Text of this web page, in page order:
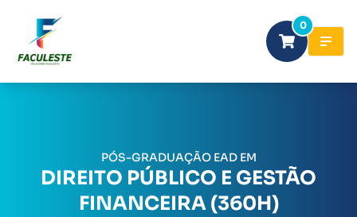
0
PÓS-GRADUAÇÃO EAD EM
DIREITO PÚBLICO E GESTÃO
FINANCEIRA (360H)